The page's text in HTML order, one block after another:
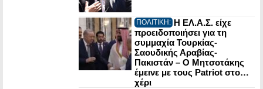
ΠΟΛΙΤΙΚΗ: Η ΕΛ.Α.Σ. είχε
προειδοποιήσει για τη
συμμαχία Τουρκίας-
Σαουδικής Αραβίας-
Πακιστάν – Ο Μητσοτάκης
έμεινε με τους Patriot στο…
χέρι